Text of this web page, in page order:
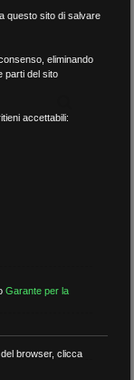
questo sito di salvare
eliminando
parti del sito
accettabili:
Garante per la
browser, clicca